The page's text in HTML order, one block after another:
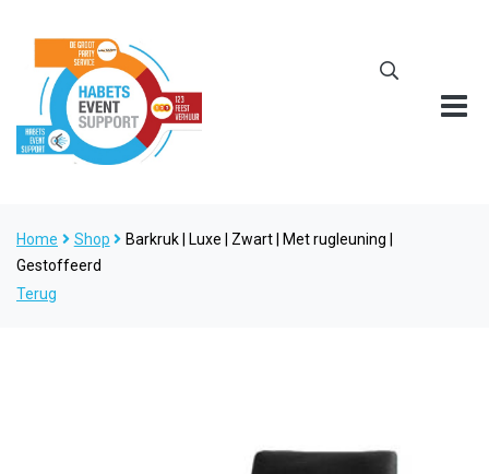
Home Shop
Barkruk | Luxe | Zwart | Met rugleuning |
Gestoffeerd
Terug